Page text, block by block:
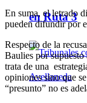
en Ruta 3
En suma, el letrado
pueden difundir por
Respecto de la
Baulies por
trata de una
opiniones sino que
“presunto” no es